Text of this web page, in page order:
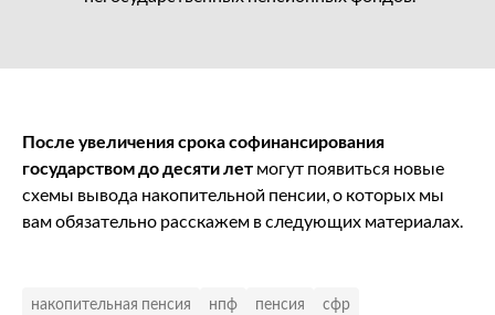
После увеличения срока софинансирования
государством до десяти лет могут появиться новые
схемы вывода накопительной пенсии, о которых мы
вам обязательно расскажем в следующих материалах.
накопительная пенсия нпф пенсия сфр